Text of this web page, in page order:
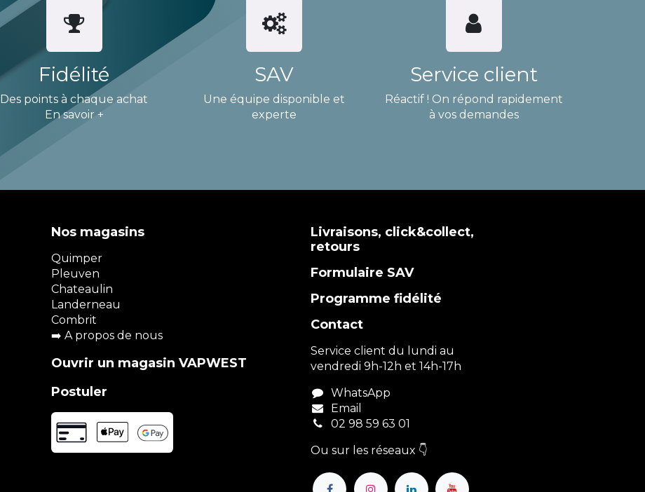
Fidélité
Des points à chaque achat
En savoir +
SAV
Une équipe disponible et
experte
Service client
Réactif ! On répond rapidement
à vos demandes
Livraisons, click&collect,
retours
Formulaire SAV
Programme fidélité
Contact
Service client du lundi au
vendredi 9h-12h et 14h-17h
WhatsApp
Email
02 98 59 63 01
Ou sur les réseaux 👇
Nos magasins
Quimper
Pleuven
Chateaulin
Landerneau
Combrit
➡️ A propos de nous
Ouvrir un magasin VAPWEST
Postuler